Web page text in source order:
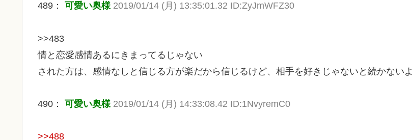
489： 可愛い奥様 2019/01/14 (月) 13:35:01.32 ID:ZyJmWFZ30
>>483
情と恋愛感情あるにきまってるじゃない
された方は、感情なしと信じる方が楽だから信じるけど、相手を好きじゃないと続かないよ
490： 可愛い奥様 2019/01/14 (月) 14:33:08.42 ID:1NvyremC0
>>488